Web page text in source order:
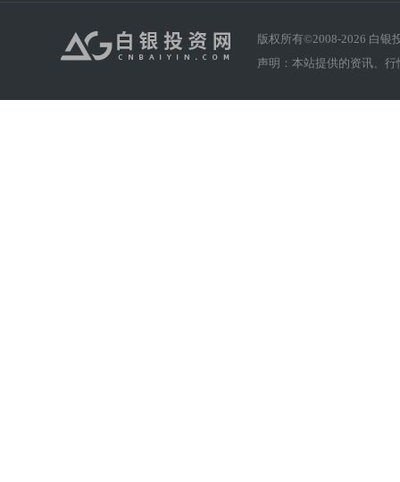
版权所有©2008-2026 白银
声明：本站提供的资讯、